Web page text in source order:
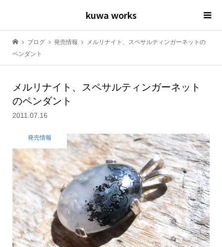
kuwa works
ブログ 発売情報
メルリナイト、スペサルティンガーネットの
ペンダント
メルリナイト、スペサルティンガーネット
のペンダント
2011.07.16
発売情報